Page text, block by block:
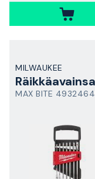
MILWAUKEE
MAX BITE